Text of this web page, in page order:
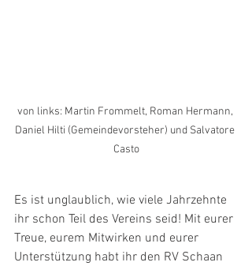
von links: Martin Frommelt, Roman Hermann,
Daniel Hilti (Gemeindevorsteher) und Salvatore
Casto
Es ist unglaublich, wie viele Jahrzehnte
ihr schon Teil des Vereins seid! Mit eurer
Treue, eurem Mitwirken und eurer
Unterstützung habt ihr den RV Schaan